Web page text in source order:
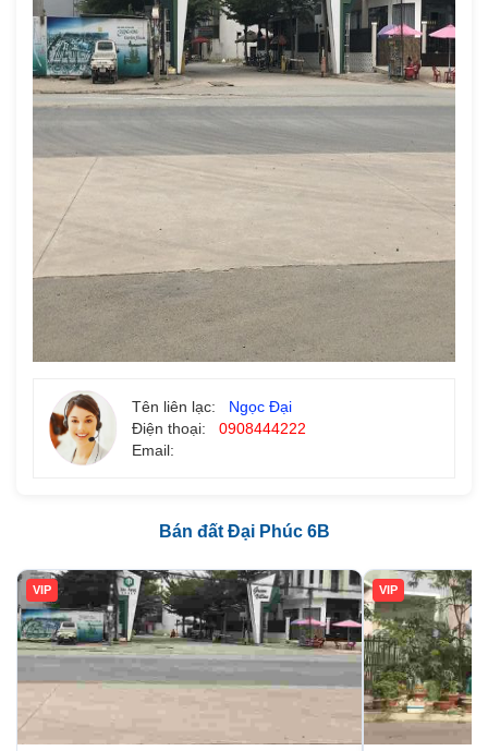
Tên liên lạc: Ngọc Đại
Điện thoại: 0908444222
Email:
Bán đất Đại Phúc 6B
VIP VIP